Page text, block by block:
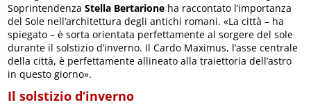
SoprintendenzaStella Bertarione ha raccontato l’importanza
del Sole nell’architettura degli antichi romani. «La città – ha
spiegato – è sorta orientata perfettamente al sorgere del sole
durante il solstizio d’inverno. Il Cardo Maximus, l’asse centrale
della città, è perfettamente allineato alla traiettoria dell’astro
in questo giorno».
Il solstizio d’inverno